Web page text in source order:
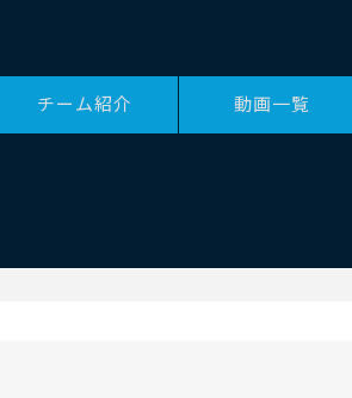
チーム紹介 動画一覧